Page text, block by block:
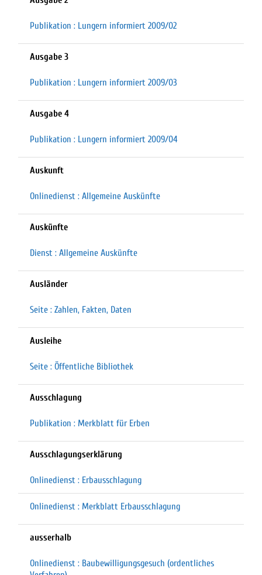
Publikation : Lungern informiert 2009/02
Ausgabe 3
Publikation : Lungern informiert 2009/03
Ausgabe 4
Publikation : Lungern informiert 2009/04
Auskunft
Onlinedienst : Allgemeine Auskünfte
Auskünfte
Dienst : Allgemeine Auskünfte
Ausländer
Seite : Zahlen, Fakten, Daten
Ausleihe
Seite : Öffentliche Bibliothek
Ausschlagung
Publikation : Merkblatt für Erben
Ausschlagungserklärung
Onlinedienst : Erbausschlagung
Onlinedienst : Merkblatt Erbausschlagung
ausserhalb
Onlinedienst : Baubewilligungsgesuch (ordentliches